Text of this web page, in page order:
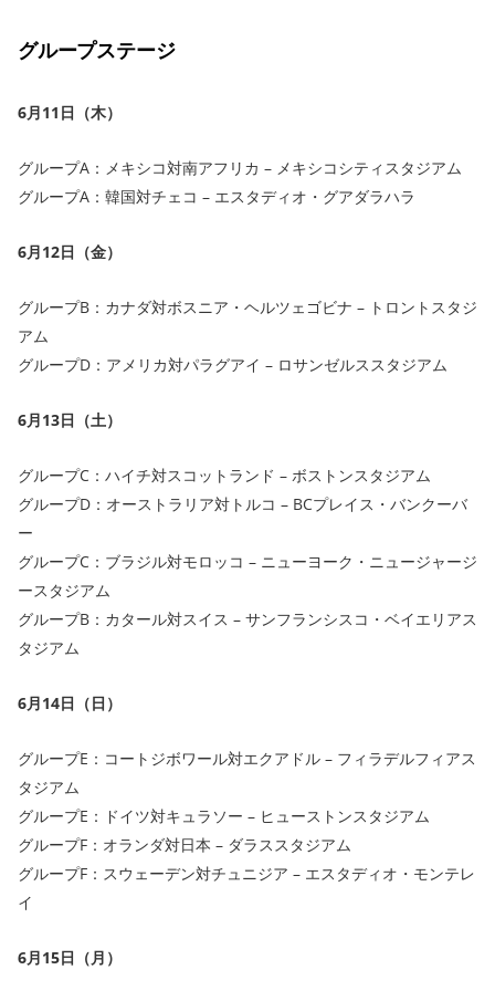
グループステージ
6月11日（木）
グループA：メキシコ対南アフリカ – メキシコシティスタジアム
グループA：韓国対チェコ – エスタディオ・グアダラハラ
6月12日（金）
グループB：カナダ対ボスニア・ヘルツェゴビナ – トロントスタジ
アム
グループD：アメリカ対パラグアイ – ロサンゼルススタジアム
6月13日（土）
グループC：ハイチ対スコットランド – ボストンスタジアム
グループD：オーストラリア対トルコ – BCプレイス・バンクーバ
ー
グループC：ブラジル対モロッコ – ニューヨーク・ニュージャージ
ースタジアム
グループB：カタール対スイス – サンフランシスコ・ベイエリアス
タジアム
6月14日（日）
グループE：コートジボワール対エクアドル – フィラデルフィアス
タジアム
グループE：ドイツ対キュラソー – ヒューストンスタジアム
グループF：オランダ対日本 – ダラススタジアム
グループF：スウェーデン対チュニジア – エスタディオ・モンテレ
イ
6月15日（月）